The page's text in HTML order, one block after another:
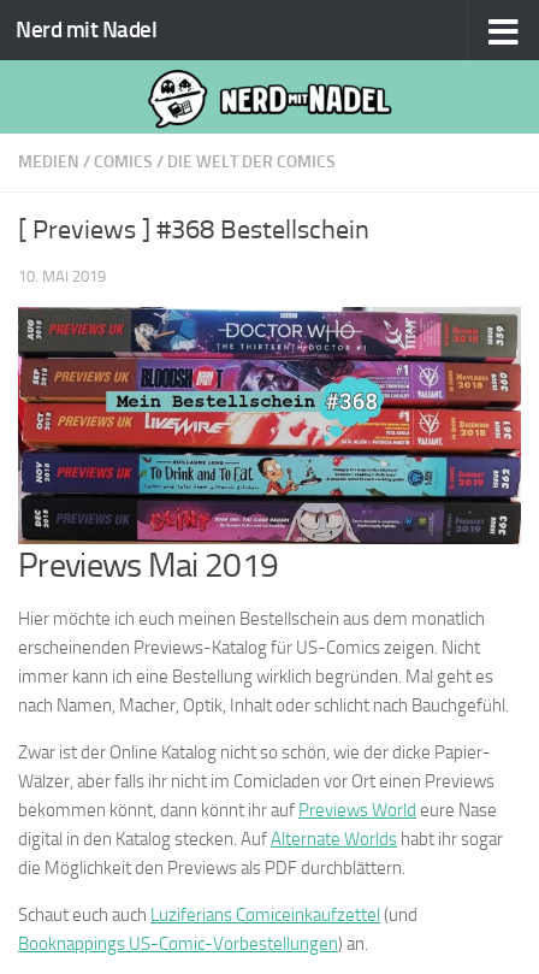
Zum Inhalt springen
Nerd mit Nadel
MEDIEN / COMICS / DIE WELT DER COMICS
[ Previews ] #368 Bestellschein
10. MAI 2019
Previews Mai 2019
Hier möchte ich euch meinen Bestellschein aus dem monatlich
erscheinenden Previews-Katalog für US-Comics zeigen. Nicht
immer kann ich eine Bestellung wirklich begründen. Mal geht es
nach Namen, Macher, Optik, Inhalt oder schlicht nach Bauchgefühl.
Zwar ist der Online Katalog nicht so schön, wie der dicke Papier-
Wälzer, aber falls ihr nicht im Comicladen vor Ort einen Previews
bekommen könnt, dann könnt ihr auf Previews World eure Nase
digital in den Katalog stecken. AufAlternate Worlds habt ihr sogar
die Möglichkeit den Previews als PDF durchblättern.
Schaut euch auch Luziferians Comiceinkaufzettel (und
Booknappings US-Comic-Vorbestellungen) an.